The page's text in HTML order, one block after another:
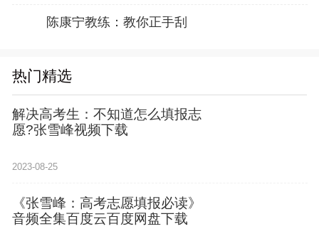
陈康宁教练：教你正手刮
热门精选
解决高考生：不知道怎么填报志
愿?张雪峰视频下载
2023-08-25
《张雪峰：高考志愿填报必读》
音频全集百度云百度网盘下载